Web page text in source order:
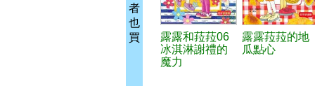
者
也
買
露露和菈菈06
冰淇淋謝禮的
魔力
露露菈菈的地
瓜點心